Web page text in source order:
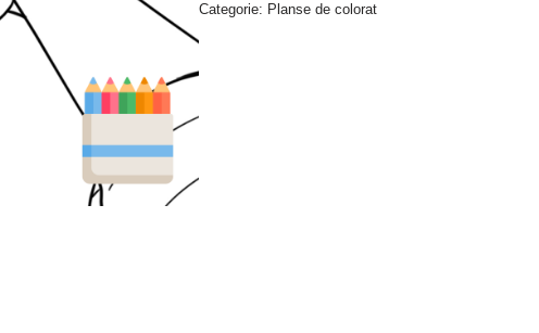
Categorie: Planse de colorat